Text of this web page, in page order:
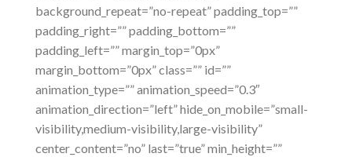
background_repeat=”no-repeat” padding_top=””
padding_right=”” padding_bottom=””
padding_left=”” margin_top=”0px”
margin_bottom=”0px” class=”” id=””
animation_type=”” animation_speed=”0.3″
animation_direction=”left” hide_on_mobile=”small-
visibility,medium-visibility,large-visibility”
center_content=”no” last=”true” min_height=””